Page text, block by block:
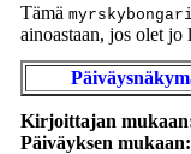
Tämä
ainoastaan, jos olet
Kirjoittajan
Päiväyksen mukaan: